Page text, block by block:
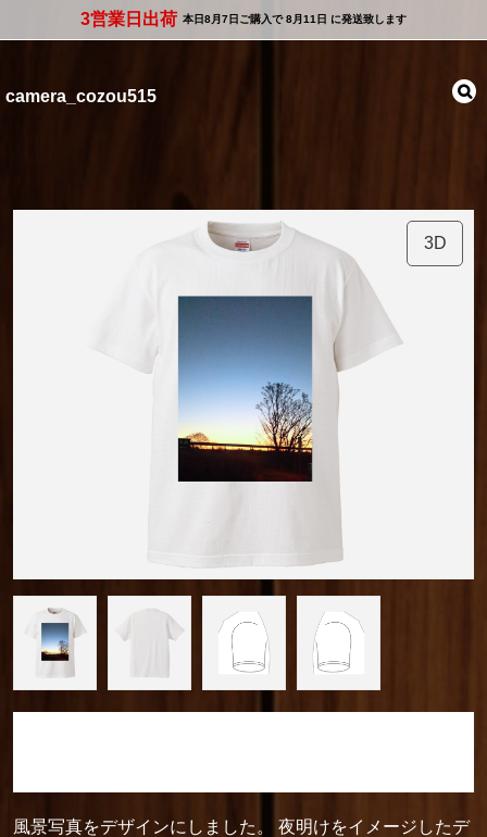
3営業日出荷 本日8月7日 ご購入で8月11日 に発送致します
camera_cozou515
3D
風景写真をデザインにしました。 夜明けをイメージしたデ